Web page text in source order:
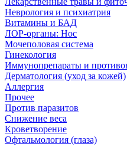
Неврология и психиатрия
Витамины и БАД
ЛОР-органы: Нос
Мочеполовая система
Гинекология
Иммунопрепараты и
Дерматология (уход за кожей)
Аллергия
Прочее
Против паразитов
Снижение веса
Кроветворение
Офтальмология (глаза)